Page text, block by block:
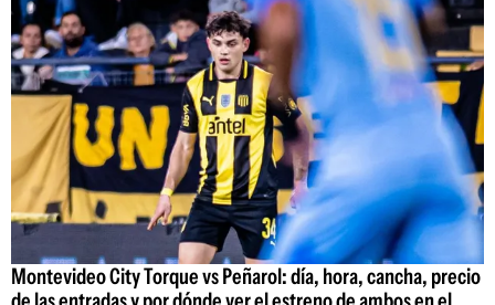
Montevideo City Torque vs Peñarol: día, hora, cancha, precio